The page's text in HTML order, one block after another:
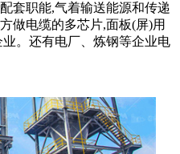
套职能,气着输送能源和传递
做电缆的多芯片,面板(屏)用
。还有电厂、炼钢等企业电